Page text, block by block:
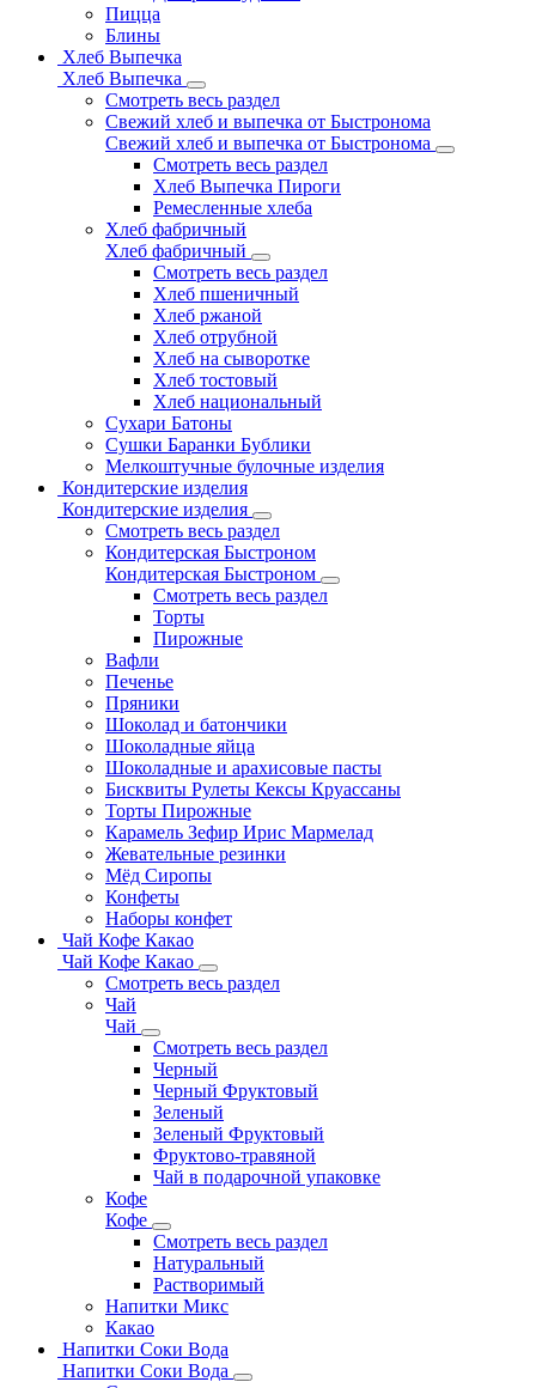
Пицца
Блины
Хлеб Выпечка
Хлеб Выпечка
Смотреть весь раздел
Свежий хлеб и выпечка от Быстронома
Свежий хлеб и выпечка от Быстронома
Смотреть весь раздел
Хлеб Выпечка Пироги
Ремесленные хлеба
Хлеб фабричный
Хлеб фабричный
Смотреть весь раздел
Хлеб пшеничный
Хлеб ржаной
Хлеб отрубной
Хлеб на сыворотке
Хлеб тостовый
Хлеб национальный
Сухари Батоны
Сушки Баранки Бублики
Мелкоштучные булочные изделия
Кондитерские изделия
Кондитерские изделия
Смотреть весь раздел
Кондитерская Быстроном
Кондитерская Быстроном
Смотреть весь раздел
Торты
Пирожные
Вафли
Печенье
Пряники
Шоколад и батончики
Шоколадные яйца
Шоколадные и арахисовые пасты
Бисквиты Рулеты Кексы Круассаны
Торты Пирожные
Карамель Зефир Ирис Мармелад
Жевательные резинки
Мёд Сиропы
Конфеты
Наборы конфет
Чай Кофе Какао
Чай Кофе Какао
Смотреть весь раздел
Чай
Чай
Смотреть весь раздел
Черный
Черный Фруктовый
Зеленый
Зеленый Фруктовый
Фруктово-травяной
Чай в подарочной упаковке
Кофе
Кофе
Смотреть весь раздел
Натуральный
Растворимый
Напитки Микс
Какао
Напитки Соки Вода
Напитки Соки Вода